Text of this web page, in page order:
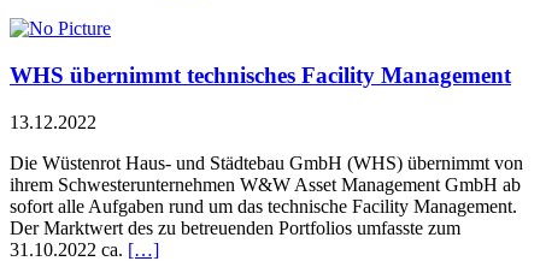
WHS übernimmt technisches Facility Management
13.12.2022
Die Wüstenrot Haus- und Städtebau GmbH (WHS) übernimmt von
ihrem Schwesterunternehmen W&W Asset Management GmbH ab
sofort alle Aufgaben rund um das technische Facility Management.
Der Marktwert des zu betreuenden Portfolios umfasste zum
31.10.2022 ca. […]